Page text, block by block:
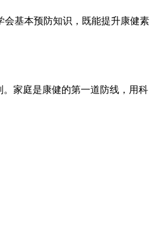
基本预防知识，既能提升康健素
家庭是康健的第一道防线，用科